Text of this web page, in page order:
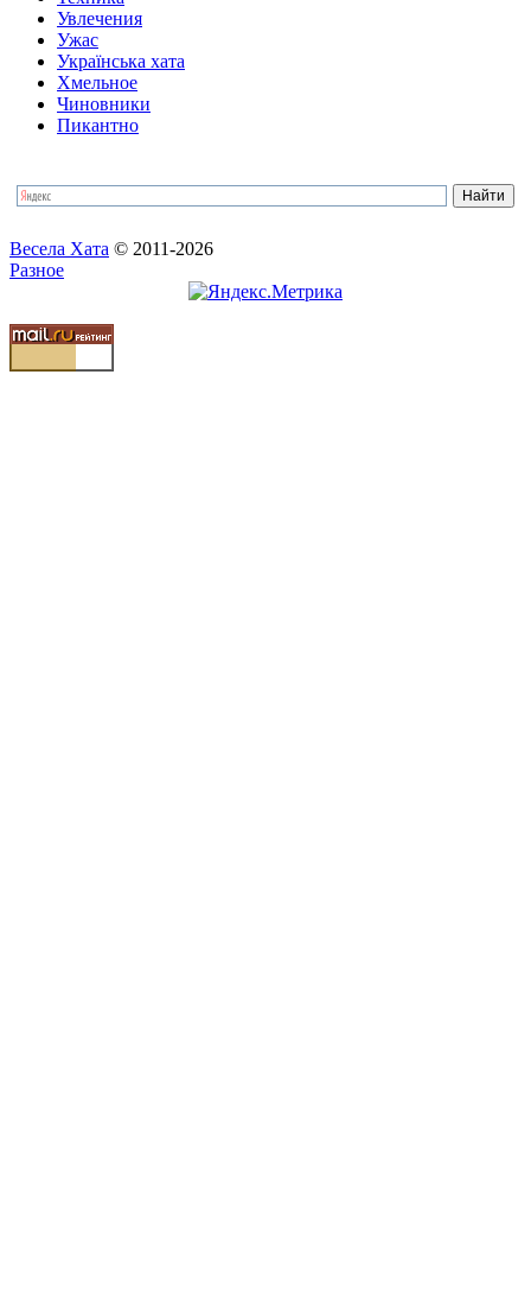
Увлечения
Ужас
Українська хата
Хмельное
Чиновники
Пикантно
Весела Хата © 2011-2026
Разное